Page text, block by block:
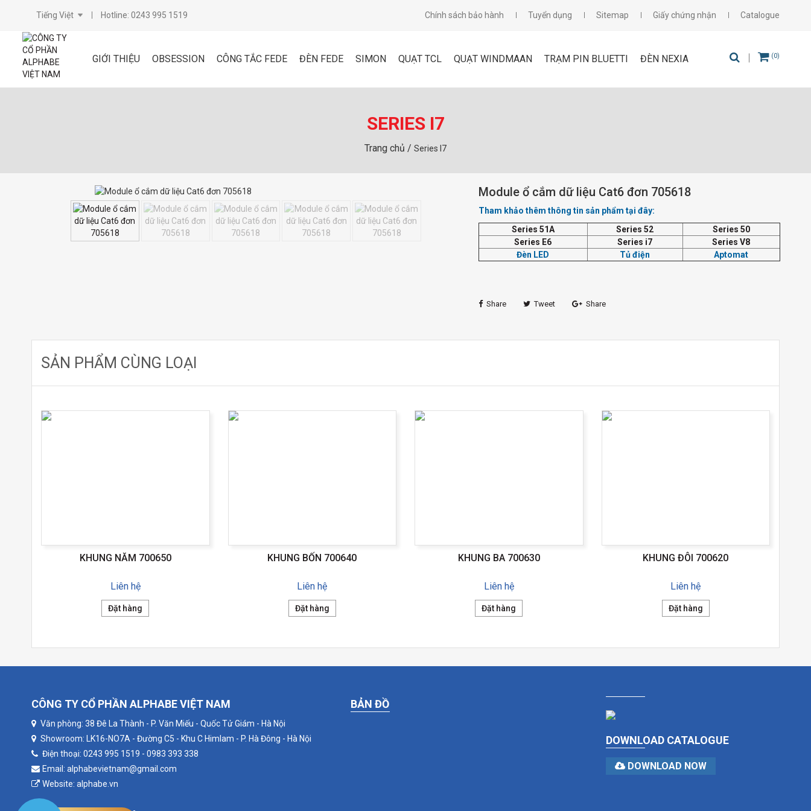
Tiếng Việt Hotline: 0243 995 1519 Chính sách bảo hành Tuyển dụng Sitemap Giấy chứng nhận Catalogue
GIỚI THIỆU OBSESSION CÔNG TẮC FEDE ĐÈN FEDE SIMON QUẠT TCL QUẠT WINDMAAN TRẠM PIN BLUETTI ĐÈN NEXIA (0)
SERIES I7
Trang chủ / Series I7
Module ổ cắm dữ liệu Cat6 đơn 705618
Tham khảo thêm thông tin sản phẩm tại đây:
Series 51A
Series 52
Series 50
Series E6
Series i7
Series V8
Đèn LED
Tủ điện Aptomat
Share Tweet Share
SẢN PHẨM CÙNG LOẠI
KHUNG NĂM 700650
Liên hệ
Đặt hàng
KHUNG BỐN 700640
Liên hệ
Đặt hàng
KHUNG BA 700630
Liên hệ
Đặt hàng
KHUNG ĐÔI 700620
Liên hệ
Đặt hàng
CÔNG TY CỔ PHẦN ALPHABE VIỆT NAM
Văn phòng: 38 Đê La Thành - P. Văn Miếu - Quốc Tử Giám - Hà Nội
Showroom: LK16-NO7A - Đường C5 - Khu C Himlam - P. Hà Đông - Hà Nội
Điện thoại: 0243 995 1519 - 0983 393 338
Email: alphabevietnam@gmail.com
Website: alphabe.vn
BẢN ĐỒ
DOWNLOAD CATALOGUE
DOWNLOAD NOW